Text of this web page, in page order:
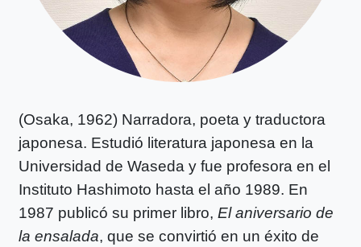
(Osaka, 1962) Narradora, poeta y traductora
japonesa. Estudió literatura japonesa en la
Universidad de Waseda y fue profesora en el
Instituto Hashimoto hasta el año 1989. En
1987 publicó su primer libro, El aniversario de
la ensalada, que se convirtió en un éxito de